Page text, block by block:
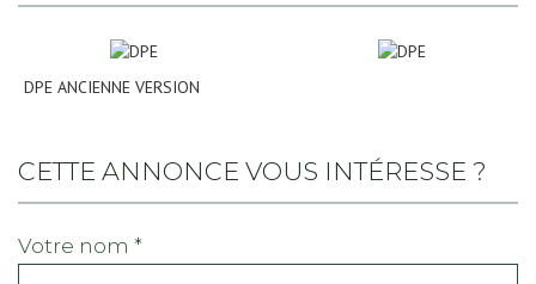
DPE ANCIENNE VERSION
CETTE ANNONCE VOUS INTÉRESSE ?
votre nom *